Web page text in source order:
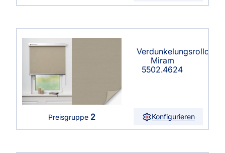
Verdunkelungsrollo
Miram
5502.4624
Preisgruppe 2 Konfigurieren